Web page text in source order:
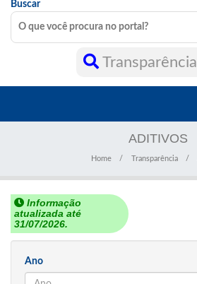
Buscar
Transparência
ADITIVOS
Home Transparência
Informação
atualizada até
31/07/2026.
Ano